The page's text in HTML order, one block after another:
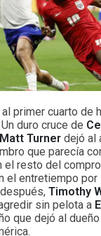
primer cuarto de
duro cruce de
Matt Turner dejó al
que parecía
el resto del
el entretiempo por
Timothy
sin pelota a
que dejó al